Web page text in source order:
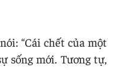
“Cái chết của một
sống mới. Tương tự,